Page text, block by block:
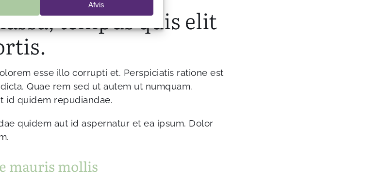
Afvis
tempus quis elit
esse illo corrupti et. Perspiciatis ratione est
Quae rem sed ut autem ut numquam.
id quidem repudiandae.
quidem aut id aspernatur et ea ipsum. Dolor
mauris mollis